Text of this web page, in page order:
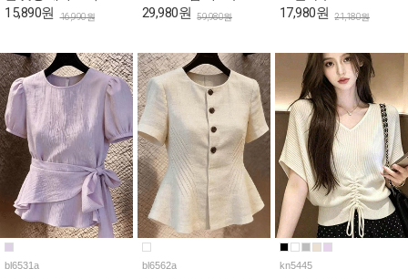
림 반팔티
15,890원 16,990원
인 페미닌 스커트
29,980원 59,980원 17,980원 21,180원
bl6531a bl6562a kn5445